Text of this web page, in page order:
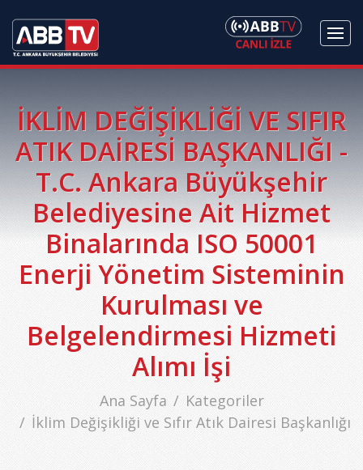
İKLİM DEĞİŞİKLİĞİ VE SIFIR
ATIK DAİRESİ BAŞKANLIĞI -
T.C. Ankara Büyükşehir
Belediyesine Ait Hizmet
Binalarında ISO 50001
Enerji Yönetim Sisteminin
Kurulması ve
Belgelendirmesi Hizmeti
Alımı İşi
Ana Sayfa
Kategoriler
İklim Değişikliği ve Sıfır Atık Dairesi Başkanlığı